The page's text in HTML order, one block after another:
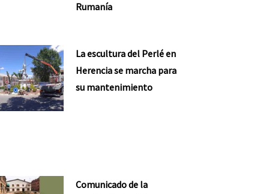
Rumanía
La escultura del Perlé en
Herencia se marcha para
su mantenimiento
Comunicado de la